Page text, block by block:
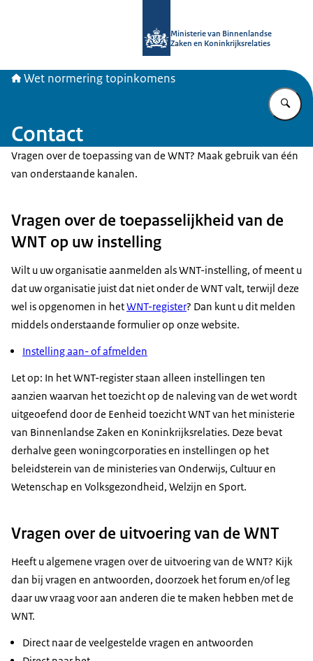
Ministerie van Binnenlandse
Zaken en Koninkrijksrelaties
Wet normering topinkomens
Contact
Vragen over de toepassing van de WNT? Maak gebruik van één
van onderstaande kanalen.
Vragen over de toepasselijkheid van de
WNT op uw instelling
Wilt u uw organisatie aanmelden als WNT-instelling, of meent u
dat uw organisatie juist dat niet onder de WNT valt, terwijl deze
wel is opgenomen in hetWNT-register? Dan kunt u dit melden
middels onderstaande formulier op onze website.
Instelling aan- of afmelden
Let op: In het WNT-register staan alleen instellingen ten
aanzien waarvan het toezicht op de naleving van de wet wordt
uitgeoefend door de Eenheid toezicht WNT van het ministerie
van Binnenlandse Zaken en Koninkrijksrelaties. Deze bevat
derhalve geen woningcorporaties en instellingen op het
beleidsterein van de ministeries van Onderwijs, Cultuur en
Wetenschap en Volksgezondheid, Welzijn en Sport.
Vragen over de uitvoering van de WNT
Heeft u algemene vragen over de uitvoering van de WNT? Kijk
dan bij vragen en antwoorden, doorzoek het forum en/of leg
daar uw vraag voor aan anderen die te maken hebben met de
WNT.
Direct naar de veelgestelde vragen en antwoorden